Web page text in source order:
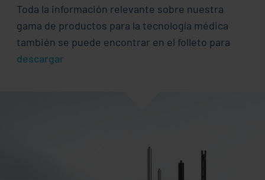
Toda la información relevante sobre nuestra
gama de productos para la tecnología médica
también se puede encontrar en el folleto para
descargar